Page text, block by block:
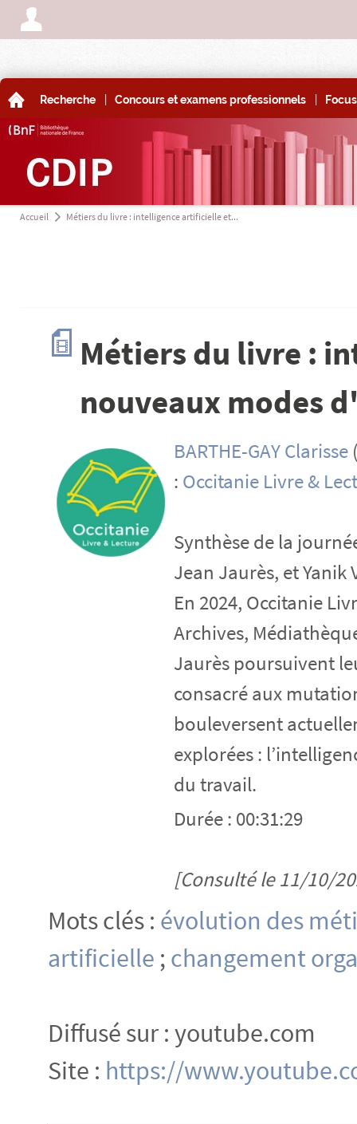
A
A Recherche | Concours et examens professionnels | Focus
Accueil a Métiers du livre : intelligence artificielle et...
c Métiers du livre :
nouveaux modes
BARTHE-GAY Clarisse
: Occitanie Livre &
Synthèse de la
Jean Jaurès, et Yanik
En 2024, Occitanie
Archives,
Jaurès poursuivent
consacré aux
bouleversent
explorées :
du travail.
Durée : 00:31:29
[Consulté le 11/10/
Mots clés : évolution des
artificielle ; changement
Diffusé sur : youtube.com
Site : https://